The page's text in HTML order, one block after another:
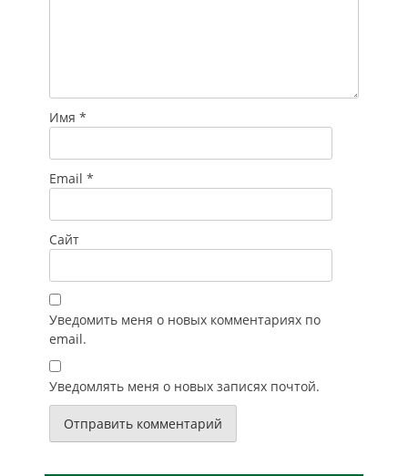
Имя *
Email *
Сайт
Уведомить меня о новых комментариях по
email.
Уведомлять меня о новых записях почтой.